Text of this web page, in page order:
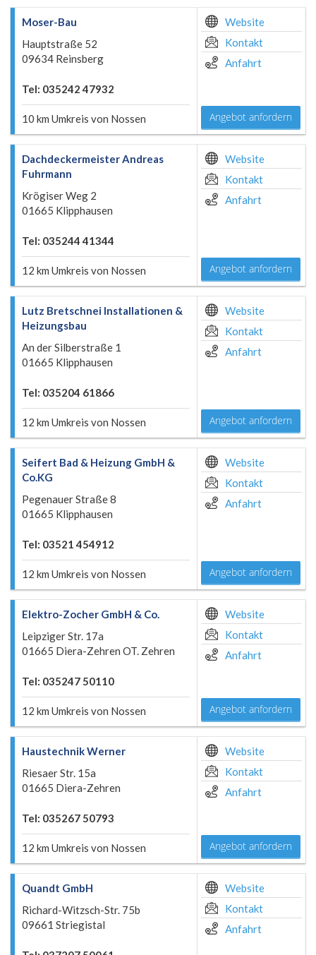
Moser-Bau
Hauptstraße 52
09634 Reinsberg
Tel: 035242 47932
10 km Umkreis von Nossen
Website
Kontakt
Anfahrt
Angebot anfordern
Dachdeckermeister Andreas
Fuhrmann
Krögiser Weg 2
01665 Klipphausen
Tel: 035244 41344
12 km Umkreis von Nossen
Website
Kontakt
Anfahrt
Angebot anfordern
Lutz Bretschnei Installationen &
Heizungsbau
An der Silberstraße 1
01665 Klipphausen
Tel: 035204 61866
12 km Umkreis von Nossen
Website
Kontakt
Anfahrt
Angebot anfordern
Seifert Bad & Heizung GmbH &
Co.KG
Pegenauer Straße 8
01665 Klipphausen
Tel: 03521 454912
12 km Umkreis von Nossen
Website
Kontakt
Anfahrt
Angebot anfordern
Elektro-Zocher GmbH & Co.
Leipziger Str. 17a
01665 Diera-Zehren OT. Zehren
Tel: 035247 50110
12 km Umkreis von Nossen
Website
Kontakt
Anfahrt
Angebot anfordern
Haustechnik Werner
Riesaer Str. 15a
01665 Diera-Zehren
Tel: 035267 50793
12 km Umkreis von Nossen
Website
Kontakt
Anfahrt
Angebot anfordern
Quandt GmbH
Richard-Witzsch-Str. 75b
09661 Striegistal
Website
Kontakt
Anfahrt